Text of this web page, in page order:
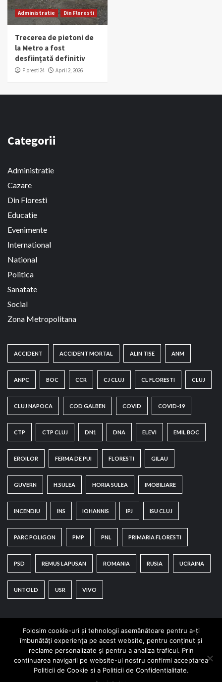
Administratie Din Floresti
Trecerea de pietoni de
la Metro a fost
desființată definitiv
Floresti24 April 2, 2026
Categorii
Administratie
Cazare
Din Floresti
Educatie
Evenimente
International
National
Politica
Sanatate
Social
Zona Metropolitana
ACCIDENT ACCIDENT MORTAL ALIN TISE ANM
ANPC BOC CCR CJ CLUJ CL FLORESTI CLUJ
CLUJ NAPOCA COD GALBEN COVID COVID-19
CTP CTP CLUJ DN1 DNA ELEVI EMIL BOC
EROILOR FERMA DE PUI FLORESTI GILAU
GUVERN H.SULEA HORIA SULEA IMOBILIARE
INCENDIU INS IOHANNIS IPJ ISU CLUJ
PARC POLIGON PMP PNL PRIMARIA FLORESTI
PSD REMUS LAPUSAN ROMANIA RUSIA UCRAINA
UNTOLD USR VIVO
Copyright © All rights reserved.|CoverNewsby AF
Folosim cookie-uri și tehnologii asemănătoare pentru a-ți
îmbunătăți experiența pe acest website, pentru conținut și
reclame personalizate și pentru a analiza traficul. Prin
continuarea navigarii pe website-ul nostru confirmi acceptarea
Politicii de Cookie si a Politicii de Confidentialitate.